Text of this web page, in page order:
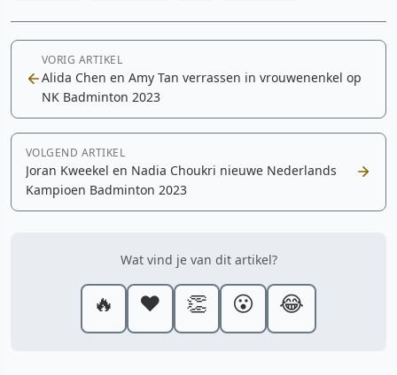
VORIG ARTIKEL
Alida Chen en Amy Tan verrassen in vrouwenenkel op
NK Badminton 2023
VOLGEND ARTIKEL
Joran Kweekel en Nadia Choukri nieuwe Nederlands
Kampioen Badminton 2023
Wat vind je van dit artikel?
🔥 ❤️ 👏 😮 😂